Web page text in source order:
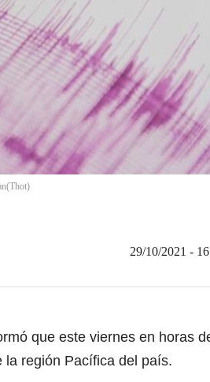
(Thot)
29/10/2021 -
que este viernes en horas
la región Pacífica del país.